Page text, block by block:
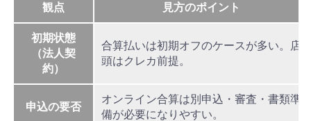
観点 見方のポイント
初期状態
（法人契
約）
合算払いは初期オフのケースが多い。店
頭はクレカ前提。
申込の要否
オンライン合算は別申込・審査・書類準
備が必要になりやすい。